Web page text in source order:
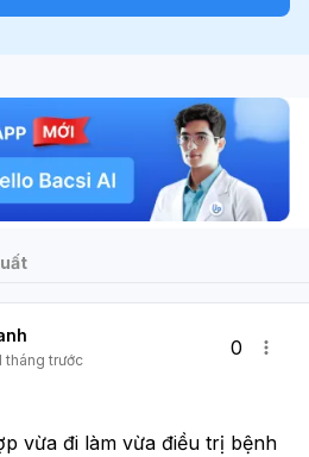
tháng trước
0
vừa đi làm vừa điều trị bệnh